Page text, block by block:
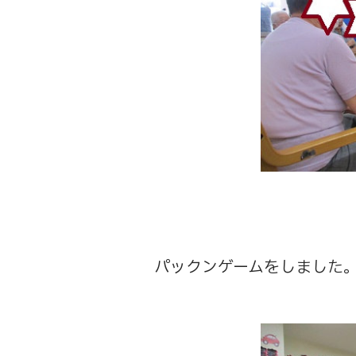
パックンゲームをしました